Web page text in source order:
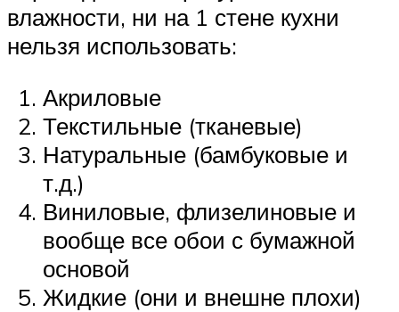
влажности, ни на 1 стене кухни
нельзя использовать:
Акриловые
Текстильные (тканевые)
Натуральные (бамбуковые и
т.д.)
Виниловые, флизелиновые и
вообще все обои с бумажной
основой
Жидкие (они и внешне плохи)